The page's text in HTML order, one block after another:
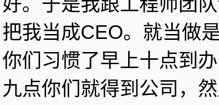
把我当成CEO。就当做
你们习惯了早上十点到
九点你们就得到公司，